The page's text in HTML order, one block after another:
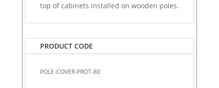
top of cabinets installed on wooden poles.
PRODUCT CODE
POLE-COVER-PROT-80